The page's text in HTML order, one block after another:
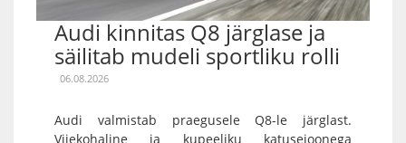
Audi kinnitas Q8 järglase ja
säilitab mudeli sportliku rolli
06.08.2026
Audi valmistab praegusele Q8-le järglast.
Viiekohaline ja kupeeliku katusejoonega